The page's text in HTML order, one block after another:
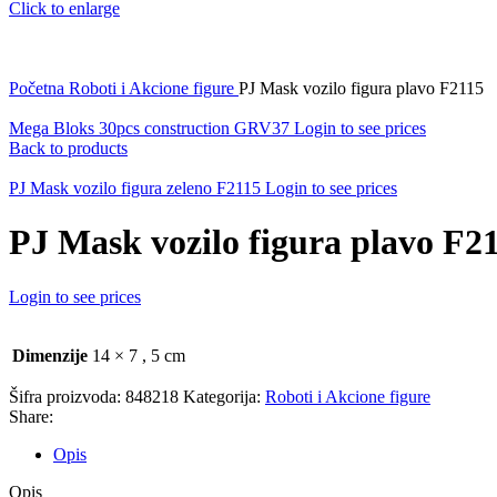
Click to enlarge
Početna Roboti i Akcione figure PJ Mask vozilo figura plavo F2115
Mega Bloks 30pcs construction GRV37 Login to see prices
Back to products
PJ Mask vozilo figura zeleno F2115 Login to see prices
PJ Mask vozilo figura plavo
Login to see prices
Dimenzije 14 × 7 , 5 cm
Šifra proizvoda: 848218 Kategorija: Roboti i Akcione figure
Share:
Opis
Opis